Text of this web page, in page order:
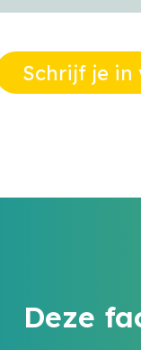
Schrijf je in
Deze